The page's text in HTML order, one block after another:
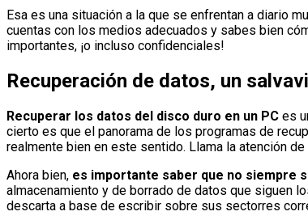
Esa es una situación a la que se enfrentan a diario
cuentas con los medios adecuados y sabes bien
importantes, ¡o incluso confidenciales!
Recuperación de datos, un
Recuperar los datos del disco duro en un PC es
cierto es que el panorama de los programas de
realmente bien en este sentido. Llama la atención
Ahora bien, es importante saber que no siempre
almacenamiento y de borrado de datos que siguen
descarta a base de escribir sobre sus sectorres